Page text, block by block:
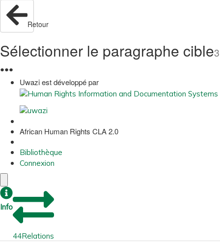
Retour
Sélectionner le paragraphe cible3
●●●
Uwazi est développé par
African Human Rights CLA 2.0
Bibliothèque
Connexion
Info
44Relations